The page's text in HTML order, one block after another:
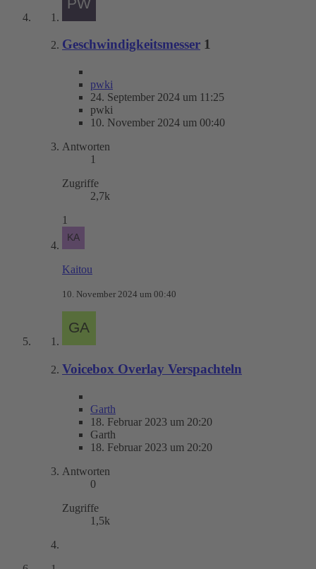
Geschwindigkeitsmesser 1
pwki
24. September 2024 um 11:25
pwki
10. November 2024 um 00:40
Antworten
1
Zugriffe
2,7k
1
Kaitou
10. November 2024 um 00:40
Voicebox Overlay Verspachteln
Garth
18. Februar 2023 um 20:20
Garth
18. Februar 2023 um 20:20
Antworten
0
Zugriffe
1,5k